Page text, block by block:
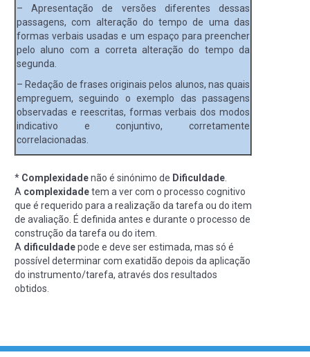
– Apresentação de versões diferentes dessas
passagens, com alteração do tempo de uma das
formas verbais usadas e um espaço para preencher
pelo aluno com a correta alteração do tempo da
segunda.
– Redação de frases originais pelos alunos, nas quais
empreguem, seguindo o exemplo das passagens
observadas e reescritas, formas verbais dos modos
indicativo e conjuntivo, corretamente
correlacionadas.
* Complexidadenão é sinónimo de Dificuldade
A complexidadetem a ver com o processo cognitivo
que é requerido para a realização da tarefa ou do item
de avaliação. É definida antes e durante o processo de
construção da tarefa ou do item.
A dificuldadepode e deve ser estimada, mas só é
possível determinar com exatidão depois da aplicação
do instrumento/tarefa, através dos resultados
obtidos.